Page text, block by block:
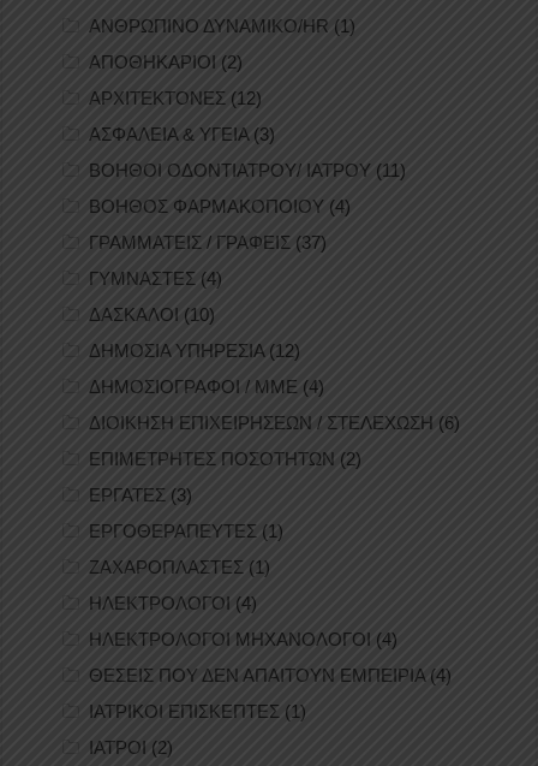
ΑΝΘΡΩΠΙΝΟ ΔΥΝΑΜΙΚΟ/HR (1)
ΑΠΟΘΗΚΑΡΙΟΙ (2)
ΑΡΧΙΤΕΚΤΟΝΕΣ (12)
ΑΣΦΑΛΕΙΑ & ΥΓΕΙΑ(3)
ΒΟΗΘΟΙ ΟΔΟΝΤΙΑΤΡΟΥ/ ΙΑΤΡΟΥ (11)
ΒΟΗΘΟΣ ΦΑΡΜΑΚΟΠΟΙΟΥ (4)
ΓΡΑΜΜΑΤΕΙΣ / ΓΡΑΦΕΙΣ (37)
ΓΥΜΝΑΣΤΕΣ (4)
ΔΑΣΚΑΛΟΙ (10)
ΔΗΜΟΣΙΑ ΥΠΗΡΕΣΙΑ(12)
ΔΗΜΟΣΙΟΓΡΑΦΟΙ / ΜΜΕ (4)
ΔΙΟΙΚΗΣΗ ΕΠΙΧΕΙΡΗΣΕΩΝ / ΣΤΕΛΕΧΩΣΗ (6)
ΕΠΙΜΕΤΡΗΤΕΣ ΠΟΣΟΤΗΤΩΝ (2)
ΕΡΓΑΤΕΣ (3)
ΕΡΓΟΘΕΡΑΠΕΥΤΕΣ (1)
ΖΑΧΑΡΟΠΛΑΣΤΕΣ (1)
ΗΛΕΚΤΡΟΛΟΓΟΙ (4)
ΗΛΕΚΤΡΟΛΟΓΟΙ ΜΗΧΑΝΟΛΟΓΟΙ (4)
ΘΕΣΕΙΣ ΠΟΥ ΔΕΝ ΑΠΑΙΤΟΥΝ ΕΜΠΕΙΡΙΑ (4)
ΙΑΤΡΙΚΟΙ ΕΠΙΣΚΕΠΤΕΣ (1)
ΙΑΤΡΟΙ (2)